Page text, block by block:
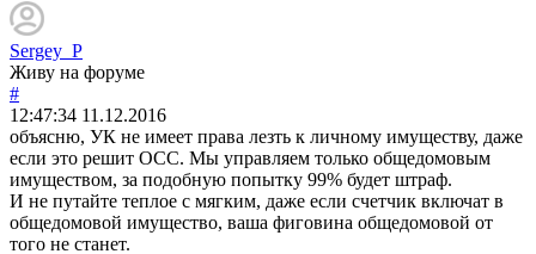
Sergey_P
Живу на форуме
#
12:47:34 11.12.2016
объясню, УК не имеет права лезть к личному имуществу, даже
если это решит ОСС. Мы управляем только общедомовым
имуществом, за подобную попытку 99% будет штраф.
И не путайте теплое с мягким, даже если счетчик включат в
общедомовой имущество, ваша фиговина общедомовой от
того не станет.